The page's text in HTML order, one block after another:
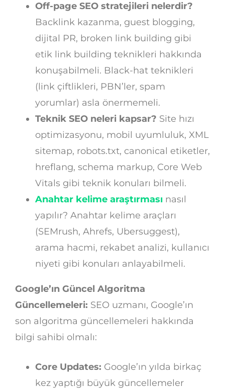
Off-page SEO stratejileri nelerdir?
Backlink kazanma, guest blogging,
dijital PR, broken link building gibi
etik link building teknikleri hakkında
konuşabilmeli. Black-hat teknikleri
(link çiftlikleri, PBN’ler, spam
yorumlar) asla önermemeli.
Teknik SEO neleri kapsar? Site hızı
optimizasyonu, mobil uyumluluk, XML
sitemap, robots.txt, canonical etiketler,
hreflang, schema markup, Core Web
Vitals gibi teknik konuları bilmeli.
Anahtar kelime araştırması nasıl
yapılır? Anahtar kelime araçları
(SEMrush, Ahrefs, Ubersuggest),
arama hacmi, rekabet analizi, kullanıcı
niyeti gibi konuları anlayabilmeli.
Google’ın Güncel Algoritma
Güncellemeleri: SEO uzmanı, Google’ın
son algoritma güncellemeleri hakkında
bilgi sahibi olmalı:
Core Updates: Google’ın yılda birkaç
kez yaptığı büyük güncellemeler